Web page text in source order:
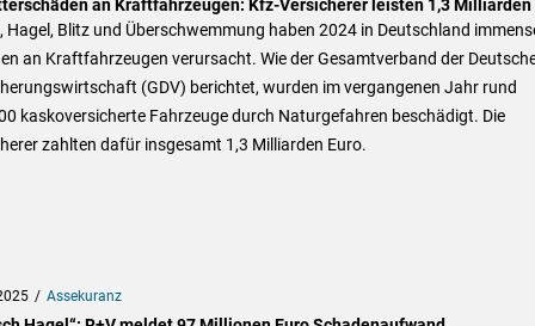
an Kraftfahrzeugen: Kfz-Versicherer leisten 1,3 Milliarden
Hagel, Blitz und Überschwemmung haben 2024 in Deutschland
an Kraftfahrzeugen verursacht. Wie der Gesamtverband der
(GDV) berichtet, wurden im vergangenen Jahr rund
kaskoversicherte Fahrzeuge durch Naturgefahren beschädigt. Die
zahlten dafür insgesamt 1,3 Milliarden Euro.
Assekuranz